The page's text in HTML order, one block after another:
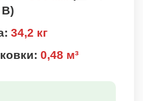
В)
34,2 кг
0,48 м³